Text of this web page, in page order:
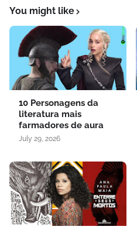
You might like
10 Personagens da
literatura mais
farmadores de aura
July 29, 2026